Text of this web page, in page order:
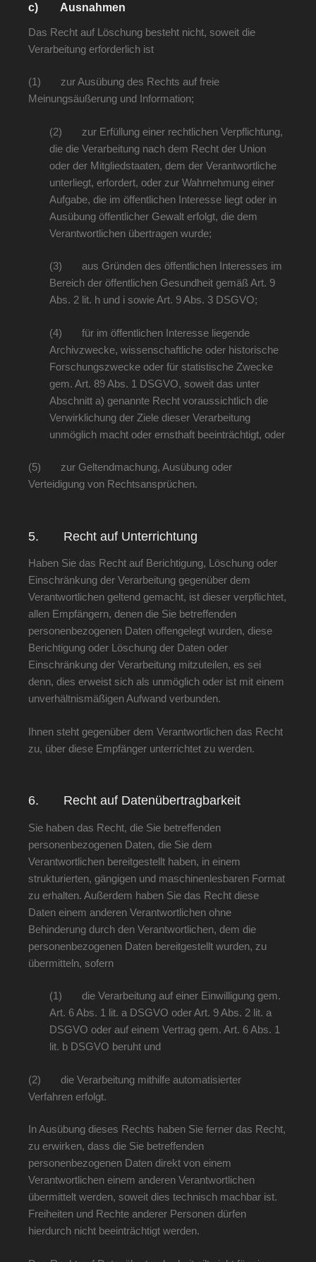
c) Ausnahmen
Das Recht auf Löschung besteht nicht, soweit die
Verarbeitung erforderlich ist
(1) zur Ausübung des Rechts auf freie
Meinungsäußerung und Information;
(2) zur Erfüllung einer rechtlichen Verpflichtung,
die die Verarbeitung nach dem Recht der Union
oder der Mitgliedstaaten, dem der Verantwortliche
unterliegt, erfordert, oder zur Wahrnehmung einer
Aufgabe, die im öffentlichen Interesse liegt oder in
Ausübung öffentlicher Gewalt erfolgt, die dem
Verantwortlichen übertragen wurde;
(3) aus Gründen des öffentlichen Interesses im
Bereich der öffentlichen Gesundheit gemäß Art. 9
Abs. 2 lit. h und i sowie Art. 9 Abs. 3 DSGVO;
(4) für im öffentlichen Interesse liegende
Archivzwecke, wissenschaftliche oder historische
Forschungszwecke oder für statistische Zwecke
gem. Art. 89 Abs. 1 DSGVO, soweit das unter
Abschnitt a) genannte Recht voraussichtlich die
Verwirklichung der Ziele dieser Verarbeitung
unmöglich macht oder ernsthaft beeinträchtigt, oder
(5) zur Geltendmachung, Ausübung oder
Verteidigung von Rechtsansprüchen.
5. Recht auf Unterrichtung
Haben Sie das Recht auf Berichtigung, Löschung oder
Einschränkung der Verarbeitung gegenüber dem
Verantwortlichen geltend gemacht, ist dieser verpflichtet,
allen Empfängern, denen die Sie betreffenden
personenbezogenen Daten offengelegt wurden, diese
Berichtigung oder Löschung der Daten oder
Einschränkung der Verarbeitung mitzuteilen, es sei
denn, dies erweist sich als unmöglich oder ist mit einem
unverhältnismäßigen Aufwand verbunden.
Ihnen steht gegenüber dem Verantwortlichen das Recht
zu, über diese Empfänger unterrichtet zu werden.
6. Recht auf Datenübertragbarkeit
Sie haben das Recht, die Sie betreffenden
personenbezogenen Daten, die Sie dem
Verantwortlichen bereitgestellt haben, in einem
strukturierten, gängigen und maschinenlesbaren Format
zu erhalten. Außerdem haben Sie das Recht diese
Daten einem anderen Verantwortlichen ohne
Behinderung durch den Verantwortlichen, dem die
personenbezogenen Daten bereitgestellt wurden, zu
übermitteln, sofern
(1) die Verarbeitung auf einer Einwilligung gem.
Art. 6 Abs. 1 lit. a DSGVO oder Art. 9 Abs. 2 lit. a
DSGVO oder auf einem Vertrag gem. Art. 6 Abs. 1
lit. b DSGVO beruht und
(2) die Verarbeitung mithilfe automatisierter
Verfahren erfolgt.
In Ausübung dieses Rechts haben Sie ferner das Recht,
zu erwirken, dass die Sie betreffenden
personenbezogenen Daten direkt von einem
Verantwortlichen einem anderen Verantwortlichen
übermittelt werden, soweit dies technisch machbar ist.
Freiheiten und Rechte anderer Personen dürfen
hierdurch nicht beeinträchtigt werden.